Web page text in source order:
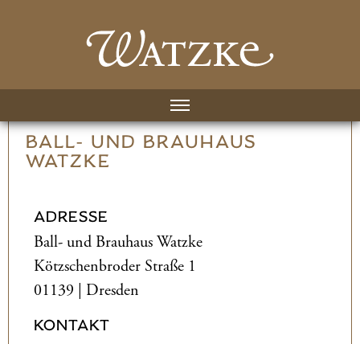
BALL- UND­ BRAUHAUS
WATZKE
ADRESSE
Ball- und­ Brauhaus Watzke
Kötzschenbroder Straße 1
01139 | Dresden
KONTAKT